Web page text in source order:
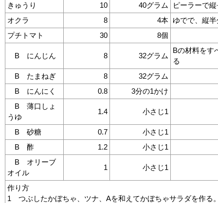
きゅうり
10 40グラム
ピーラーで
オクラ
8 4本 ゆでで、縦
プチトマト
30 8個
B にんじん 8 32グラム
Bの材料をす
る
B たまねぎ
8
32グラム
B にんにく
0.8
3分の1かけ
B 薄口しょ
うゆ
1.4 小さじ1
B 砂糖 0.7
小さじ1
B 酢
1.2
小さじ1
B オリーブ
オイル
1 小さじ1
作り方
1 つぶしたかぼちゃ、ツナ、Aを和えてかぼちゃサラダを作る